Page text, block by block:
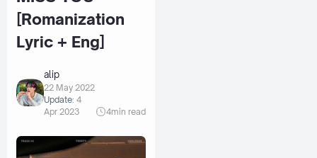
[Romanization
Lyric + Eng]
alip
22 May 2022
Update: 4
Apr 2023
4min read